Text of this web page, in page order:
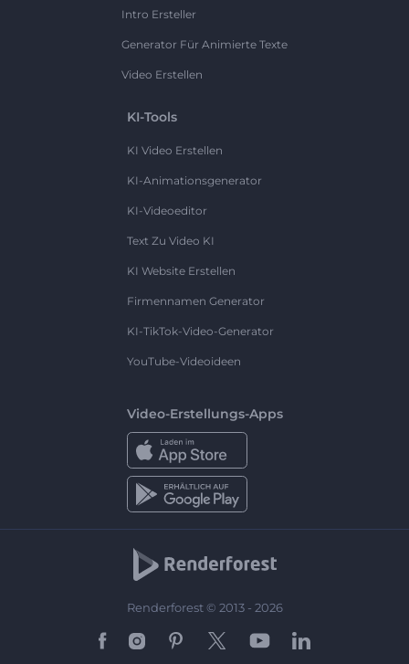
Intro Ersteller
Generator Für Animierte Texte
Video Erstellen
KI-Tools
KI Video Erstellen
KI-Animationsgenerator
KI-Videoeditor
Text Zu Video KI
KI Website Erstellen
Firmennamen Generator
KI-TikTok-Video-Generator
YouTube-Videoideen
Video-Erstellungs-Apps
Renderforest © 2013 - 2026